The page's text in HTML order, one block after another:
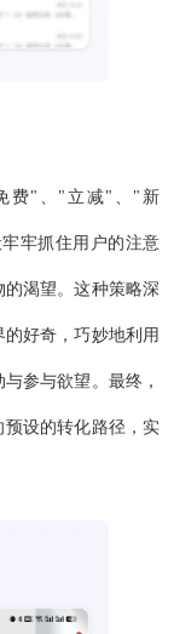
费"、"立减"、"新
牢抓住用户的注意
渴望。这种策略深
好奇，巧妙地利用
参与欲望。最终，
设的转化路径，实